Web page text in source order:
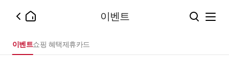
이벤트
이벤트쇼핑 혜택제휴카드